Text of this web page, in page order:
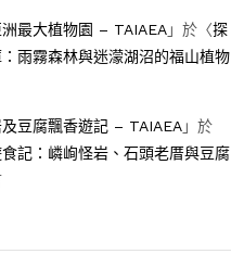
最大植物園 – TAIAEA」於〈探
雨霧森林與迷濛湖沼的福山植物
豆腐飄香遊記 – TAIAEA」於
記：嶙峋怪岩、石頭老厝與豆腐